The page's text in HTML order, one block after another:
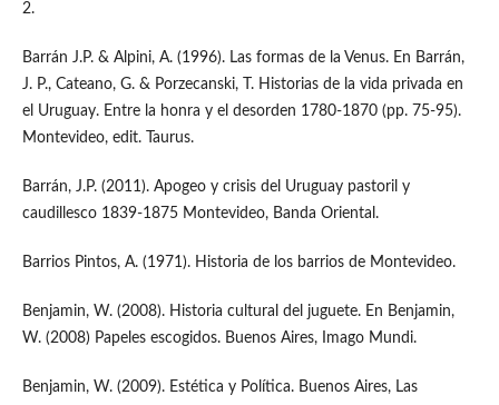
2.
Barrán J.P. & Alpini, A. (1996). Las formas de la Venus. En Barrán,
J. P., Cateano, G. & Porzecanski, T. Historias de la vida privada en
el Uruguay. Entre la honra y el desorden 1780-1870 (pp. 75-95).
Montevideo, edit. Taurus.
Barrán, J.P. (2011). Apogeo y crisis del Uruguay pastoril y
caudillesco 1839-1875 Montevideo, Banda Oriental.
Barrios Pintos, A. (1971). Historia de los barrios de Montevideo.
Benjamin, W. (2008). Historia cultural del juguete. En Benjamin,
W. (2008) Papeles escogidos. Buenos Aires, Imago Mundi.
Benjamin, W. (2009). Estética y Política. Buenos Aires, Las